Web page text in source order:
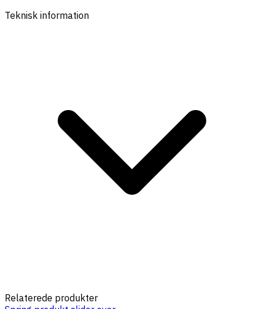
Teknisk information
Relaterede produkter